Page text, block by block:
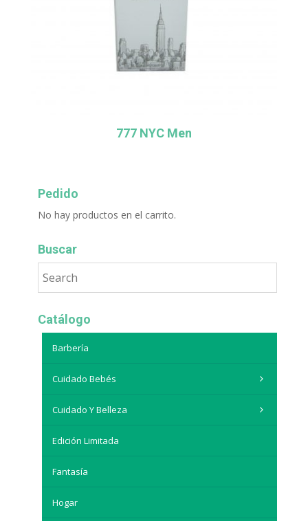
777 NYC Men
Pedido
No hay productos en el carrito.
Buscar
Catálogo
Barbería
Cuidado Bebés
Cuidado Y Belleza
Edición Limitada
Fantasía
Hogar